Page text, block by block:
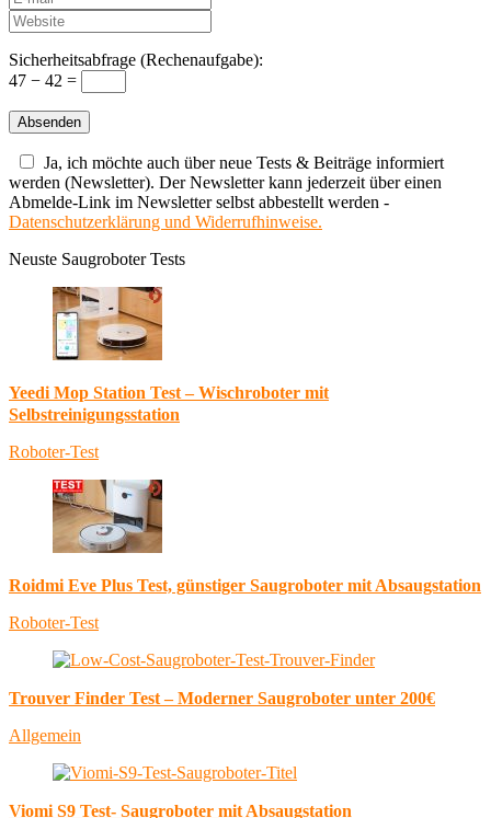
Sicherheitsabfrage (Rechenaufgabe):
47 − 42 =
Ja, ich möchte auch über neue Tests & Beiträge informiert
werden (Newsletter). Der Newsletter kann jederzeit über einen
Abmelde-Link im Newsletter selbst abbestellt werden -
Datenschutzerklärung und Widerrufhinweise.
Neuste Saugroboter Tests
Yeedi Mop Station Test – Wischroboter mit
Selbstreinigungsstation
Roboter-Test
Roidmi Eve Plus Test, günstiger Saugroboter mit Absaugstation
Roboter-Test
Trouver Finder Test – Moderner Saugroboter unter 200€
Allgemein
Viomi S9 Test- Saugroboter mit Absaugstation